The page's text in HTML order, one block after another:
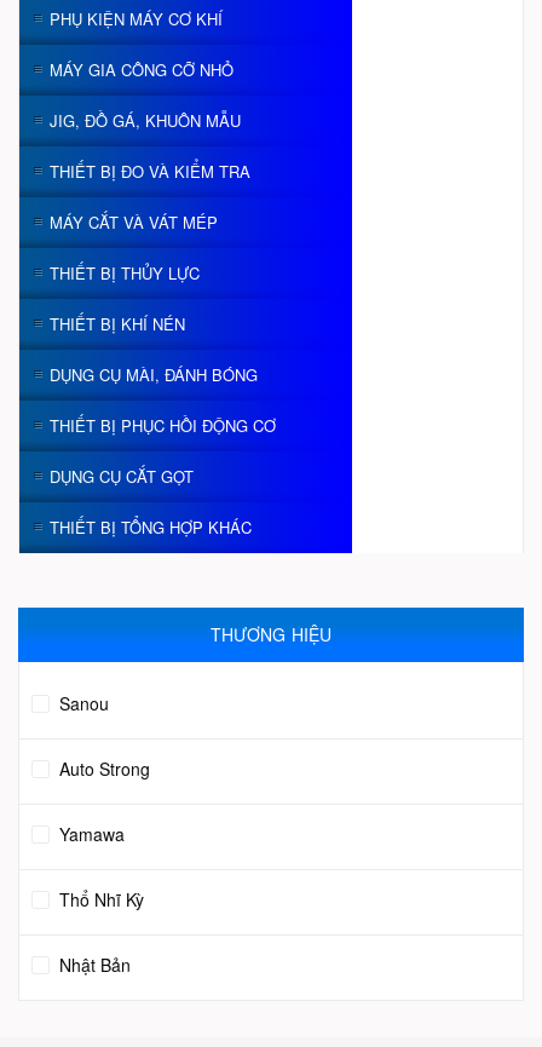
PHỤ KIỆN MÁY CƠ KHÍ
MÁY GIA CÔNG CỠ NHỎ
JIG, ĐỒ GÁ, KHUÔN MẪU
THIẾT BỊ ĐO VÀ KIỂM TRA
MÁY CẮT VÀ VÁT MÉP
THIẾT BỊ THỦY LỰC
THIẾT BỊ KHÍ NÉN
DỤNG CỤ MÀI, ĐÁNH BÓNG
THIẾT BỊ PHỤC HỒI ĐỘNG CƠ
DỤNG CỤ CẮT GỌT
THIẾT BỊ TỔNG HỢP KHÁC
THƯƠNG HIỆU
Sanou
Auto Strong
Yamawa
Thổ Nhĩ Kỳ
Nhật Bản